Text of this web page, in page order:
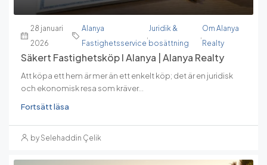
28 januari
2026
Alanya
Fastighetsservice
,
Juridik &
bosättning
,
Om Alanya
Realty
Säkert Fastighetsköp I Alanya | Alanya Realty
Att köpa ett hem är mer än ett enkelt köp; det är en juridisk
och ekonomisk resa som kräver...
Fortsätt läsa
by Selehaddin Çelik